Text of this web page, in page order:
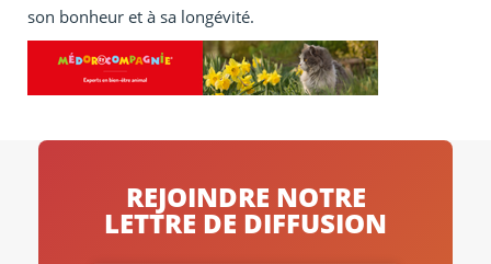
son bonheur et à sa longévité.
REJOINDRE NOTRE
LETTRE DE DIFFUSION